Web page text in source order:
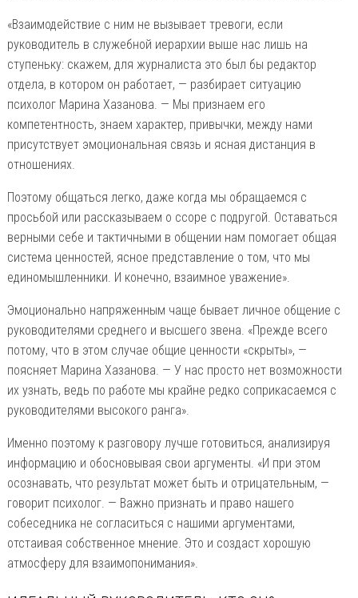
«Взаимодействие с ним не вызывает тревоги, если
руководитель в служебной иерархии выше нас лишь на
ступеньку: скажем, для журналиста это был бы редактор
отдела, в котором он работает, — разбирает ситуацию
психолог Марина Хазанова. — Мы признаем его
компетентность, знаем характер, привычки, между нами
присутствует эмоциональная связь и ясная дистанция в
отношениях.
Поэтому общаться легко, даже когда мы обращаемся с
просьбой или рассказываем о ссоре с подругой. Оставаться
верными себе и тактичными в общении нам помогает общая
система ценностей, ясное представление о том, что мы
единомышленники. И конечно, взаимное уважение».
Эмоционально напряженным чаще бывает личное общение с
руководителями среднего и высшего звена. «Прежде всего
потому, что в этом случае общие ценности «скрыты», —
поясняет Марина Хазанова. — У нас просто нет возможности
их узнать, ведь по работе мы крайне редко соприкасаемся с
руководителями высокого ранга».
Именно поэтому к разговору лучше готовиться, анализируя
информацию и обосновывая свои аргументы. «И при этом
осознавать, что результат может быть и отрицательным, —
говорит психолог. — Важно признать и право нашего
собеседника не согласиться с нашими аргументами,
отстаивая собственное мнение. Это и создаст хорошую
атмосферу для взаимопонимания».